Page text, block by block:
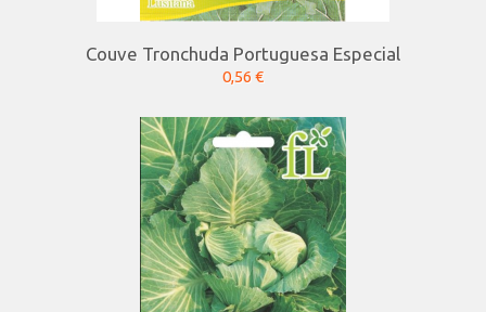
Couve Tronchuda Portuguesa Especial
0,56 €